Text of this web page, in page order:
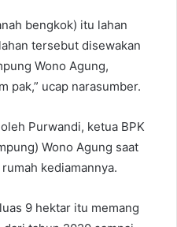
bengkok) itu lahan
tersebut disewakan
Wono Agung,
pak,” ucap narasumber.
Purwandi, ketua BPK
Wono Agung saat
kediamannya.
9 hektar itu memang